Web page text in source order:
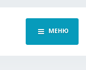
МЕНЮ